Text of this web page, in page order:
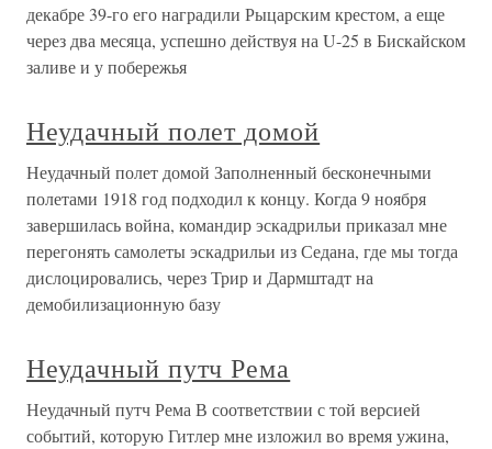
декабре 39-го его наградили Рыцарским крестом, а еще
через два месяца, успешно действуя на U-25 в Бискайском
заливе и у побережья
Неудачный полет домой
Неудачный полет домой Заполненный бесконечными
полетами 1918 год подходил к концу. Когда 9 ноября
завершилась война, командир эскадрильи приказал мне
перегонять самолеты эскадрильи из Седана, где мы тогда
дислоцировались, через Трир и Дармштадт на
демобилизационную базу
Неудачный путч Рема
Неудачный путч Рема В соответствии с той версией
событий, которую Гитлер мне изложил во время ужина,